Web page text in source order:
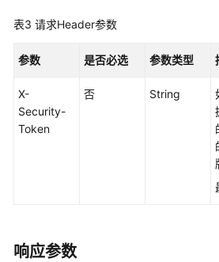
加
统
表3 请求Header参数
参数 是否必选 参数类型
X-
Security-
Token
否 String
响应参数